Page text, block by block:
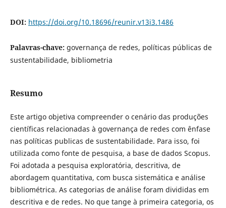
DOI: https://doi.org/10.18696/reunir.v13i3.1486
Palavras-chave: governança de redes, políticas públicas de
sustentabilidade, bibliometria
Resumo
Este artigo objetiva compreender o cenário das produções
científicas relacionadas à governança de redes com ênfase
nas políticas publicas de sustentabilidade. Para isso, foi
utilizada como fonte de pesquisa, a base de dados Scopus.
Foi adotada a pesquisa exploratória, descritiva, de
abordagem quantitativa, com busca sistemática e análise
bibliométrica. As categorias de análise foram divididas em
descritiva e de redes. No que tange à primeira categoria, os